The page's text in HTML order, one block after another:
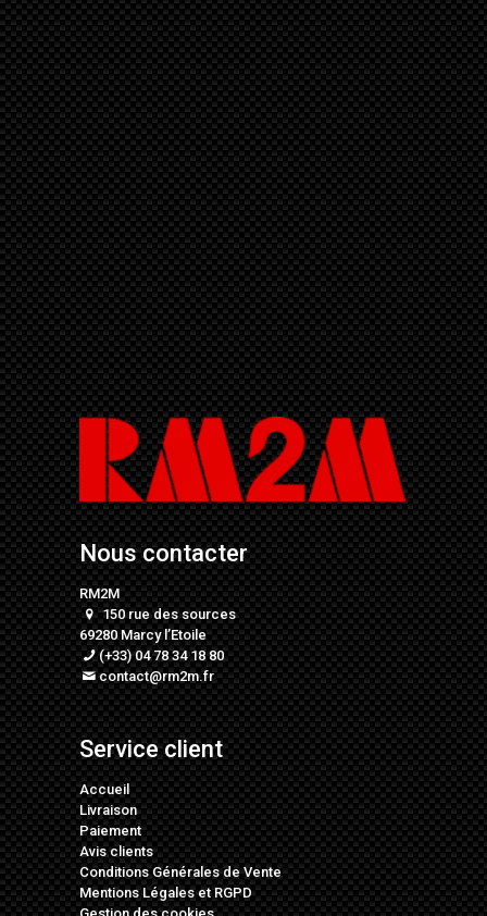
Nous contacter
RM2M
150 rue des sources
69280 Marcy l’Etoile
(+33) 04 78 34 18 80
contact@rm2m.fr
Service client
Accueil
Livraison
Paiement
Avis clients
Conditions Générales de Vente
Mentions LégalesetRGPD